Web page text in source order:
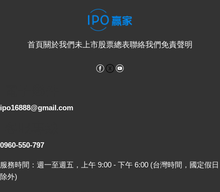
首頁關於我們未上市股票總表聯絡我們免責聲明
Facebook
ipo16888@gmail.com
0960-550-797
服務時間：週一至週五，上午 9:00 - 下午 6:00 (台灣時間，國定假日
除外)